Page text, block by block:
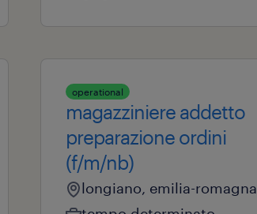
operational
magazziniere addetto
preparazione ordini
(f/m/nb)
longiano, emilia-romagna